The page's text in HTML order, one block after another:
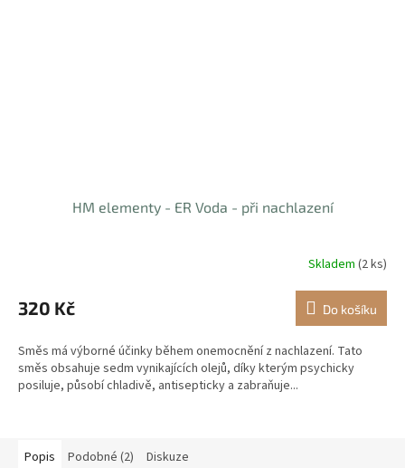
HM elementy - ER Voda - při nachlazení
Skladem (2 ks)
320 Kč Do košíku
Směs má výborné účinky během onemocnění z nachlazení. Tato
směs obsahuje sedm vynikajících olejů, díky kterým psychicky
posiluje, působí chladivě, antisepticky a zabraňuje...
Popis Podobné (2) Diskuze